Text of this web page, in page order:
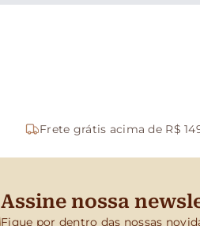
Frete grátis acima de R$
Assine nossa
Fique por dentro das nossas